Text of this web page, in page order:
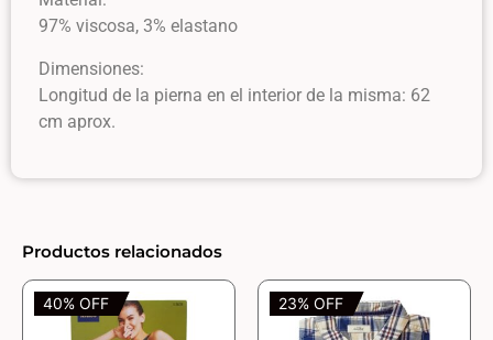
97% viscosa, 3% elastano
Dimensiones:
Longitud de la pierna en el interior de la misma: 62
cm aprox.
Productos relacionados
40% OFF 23% OFF